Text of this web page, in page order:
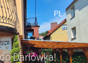
PL
Darłówka!